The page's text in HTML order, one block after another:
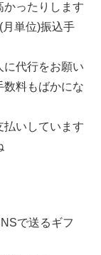
かったりします
単位)振込手
に代行をお願い
数料もばかにな
払いしています
で送るギフ